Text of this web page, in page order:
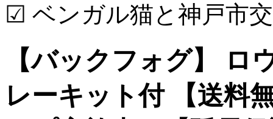
☑ ベンガル猫と神戸市
【バックフォグ】 ロ
レーキット付 【送料